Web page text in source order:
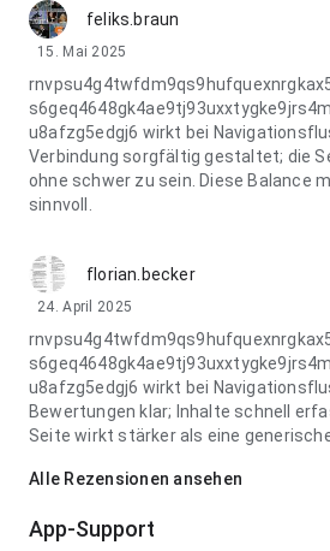
feliks.braun
15. Mai 2025
u8afzg5edgj6 wirkt bei
Verbindung sorgfältig gestaltet; die
ohne schwer zu sein. Diese Balance
sinnvoll.
florian.becker
24. April 2025
u8afzg5edgj6 wirkt bei
Bewertungen klar; Inhalte schnell
Seite wirkt stärker als eine
Alle Rezensionen ansehen
App-Support